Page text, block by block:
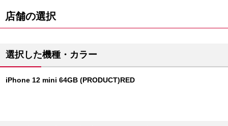
店舗の選択
選択した機種・カラー
iPhone 12 mini 64GB (PRODUCT)RED